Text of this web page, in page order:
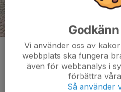
Kommentarer
Vi använder oss av
webbplats ska fungera
även för webbanalys i
förbättra
Så använder